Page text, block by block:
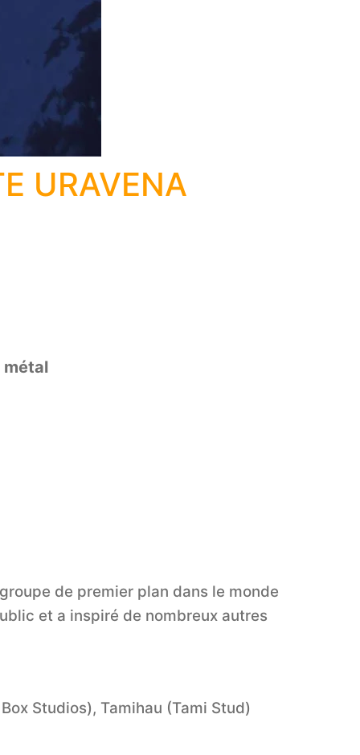
URAVENA
métal
de premier plan dans le monde
et a inspiré de nombreux autres
Studios), Tamihau (Tami Stud)